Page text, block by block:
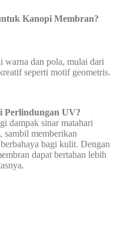
Kanopi Membran?
warna dan pola, mulai dari
seperti motif geometris.
Perlindungan UV?
dampak sinar matahari
sambil memberikan
bagi kulit. Dengan
dapat bertahan lebih